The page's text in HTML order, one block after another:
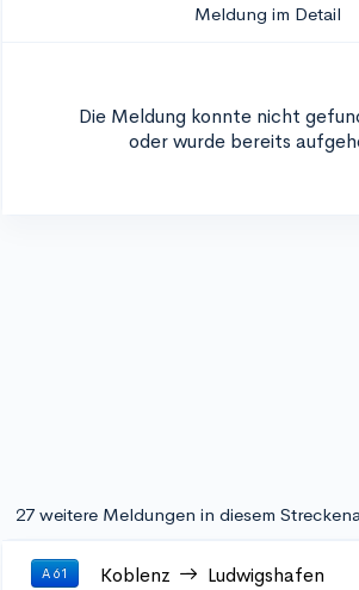
Meldung im Detail
Die Meldung konnte nicht
oder wurde bereits
27 weitere Meldungen in diesem
A 61 Koblenz Ludwigshafen